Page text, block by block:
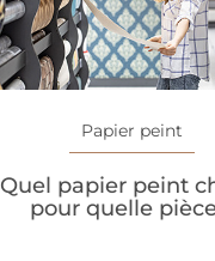
Papier peint
Quel papier peint
pour quelle